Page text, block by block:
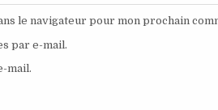
le navigateur pour mon prochain
par e-mail.
mail.